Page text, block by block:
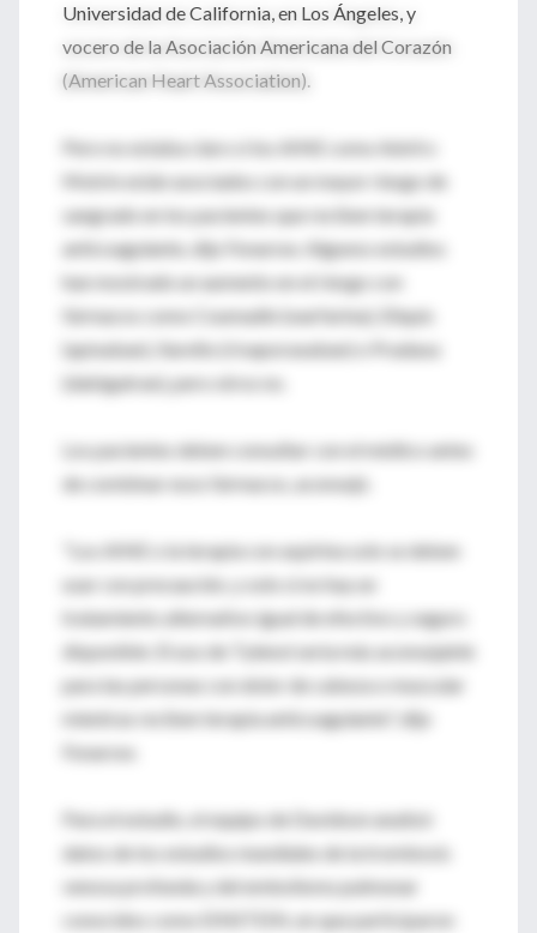
Universidad de California, en Los Ángeles, y
vocero de la Asociación Americana del Corazón
(American Heart Association).
Pero no estaba claro si los AINE como Advil o
Motrin están asociados con un mayor riesgo de
sangrado en los pacientes que reciben terapia
anticoagulante, dijo Fonarow. Algunos estudios
han mostrado un aumento en el riesgo con
fármacos como Coumadin (warfarina), Eliquis
(apixaban), Xarelto (rivaporaxaban) o Pradaxa
(dabigatran), pero otros no.
Los pacientes deben consultar con el médico antes
de combinar esos fármacos, aconsejó.
"Los AINE o la terapia con aspirina solo se deben
usar con precaución, y solo si no hay un
tratamiento alternativo igual de efectivo y seguro
disponible. El uso de Tylenol sería más aconsejable
para las personas con dolor de cabeza o muscular
mientras reciben terapia anticoagulante", dijo
Fonarow.
Para el estudio, el equipo de Davidson analizó
datos de los estudios mundiales de la trombosis
venosa profunda y del embolismo pulmonar
conocidos como EINSTEIN, en que participaron